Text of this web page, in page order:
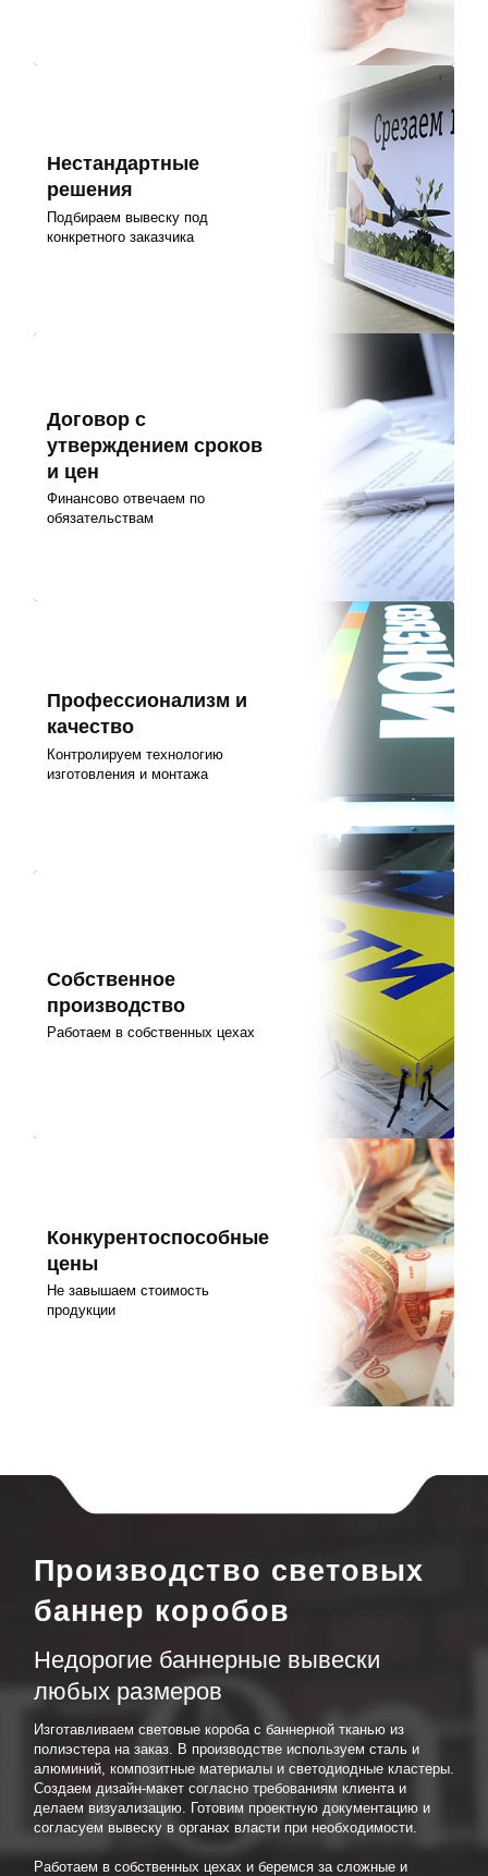
Нестандартные
решения
Подбираем вывеску под
конкретного заказчика
Договор с
утверждением сроков
и цен
Финансово отвечаем по
обязательствам
Профессионализм и
качество
Контролируем технологию
изготовления и монтажа
Собственное
производство
Работаем в собственных цехах
Конкурентоспособные
цены
Не завышаем стоимость
продукции
Производство световых
баннер коробов
Недорогие баннерные вывески
любых размеров
Изготавливаем световые короба с баннерной тканью из
полиэстера на заказ. В производстве используем сталь и
алюминий, композитные материалы и светодиодные кластеры.
Создаем дизайн-макет согласно требованиям клиента и
делаем визуализацию. Готовим проектную документацию и
согласуем вывеску в органах власти при необходимости.
Работаем в собственных цехах и беремся за сложные и